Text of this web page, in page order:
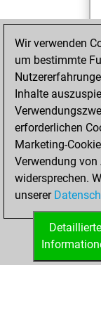
Wir verwenden
um bestimmte
Inhalte
erforderlichen
Marketing-
Verwendung
widersprechen.
unserer
Detaillierte